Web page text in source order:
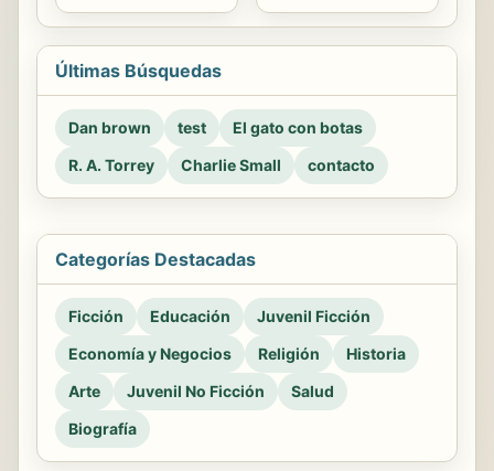
Últimas Búsquedas
Dan brown test
El gato con botas
R. A. Torrey
Charlie Small contacto
Categorías Destacadas
Ficción Educación
Juvenil Ficción
Economía y Negocios
Religión
Historia
Arte
Juvenil No Ficción
Salud
Biografía